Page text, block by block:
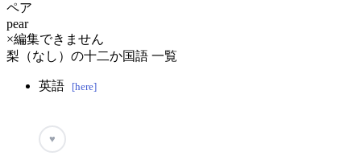
ペア
pear
×編集できません
梨（なし）の十二か国語 一覧
英語 [here]
♥